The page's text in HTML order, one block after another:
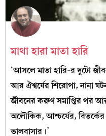
মাথা হারা মাতা হারি
‘আসলে মাতা হারি-র দুটো
আর ঐশ্বর্যের শিরোপা, নানা
জীবনের করুণ সমাপ্তির পর
অলৌকিক, আশ্চর্যের,
ভালবাসার।’